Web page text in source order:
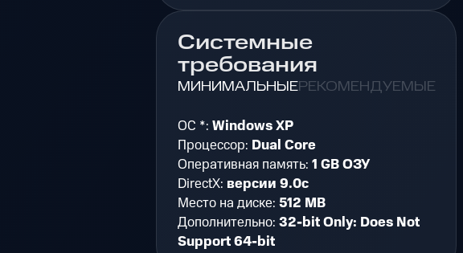
Системные
требования
МИНИМАЛЬНЫЕРЕКОМЕНДУЕМЫЕ
ОС *: Windows XP
Процессор: Dual Core
Оперативная память: 1 GB ОЗУ
DirectX: версии 9.0c
Место на диске: 512 MB
Дополнительно: 32-bit Only: Does Not
Support 64-bit